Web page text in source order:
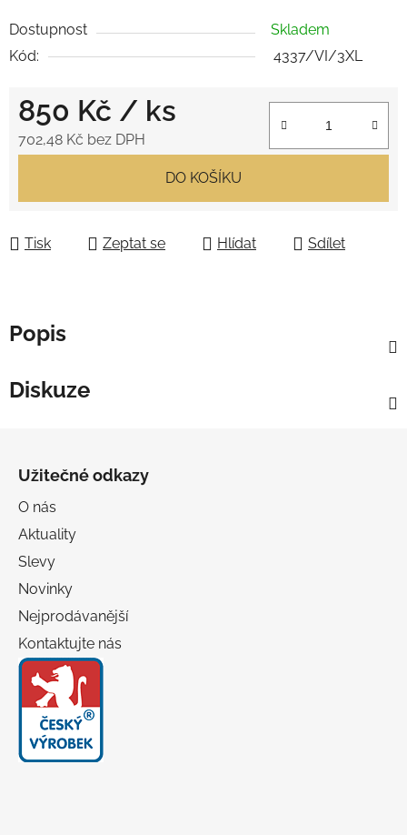
Dostupnost
Skladem
Kód:
4337/VI/3XL
850 Kč / ks
702,48 Kč bez DPH
DO KOŠÍKU
Tisk Zeptat se Hlídat Sdílet
Popis
Diskuze
Užitečné odkazy
O nás
Aktuality
Slevy
Novinky
Nejprodávanější
Kontaktujte nás